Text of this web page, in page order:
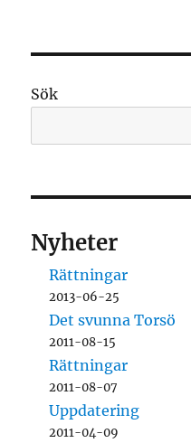
Sök
Nyheter
Rättningar
2013-06-25
Det svunna Torsö
2011-08-15
Rättningar
2011-08-07
Uppdatering
2011-04-09